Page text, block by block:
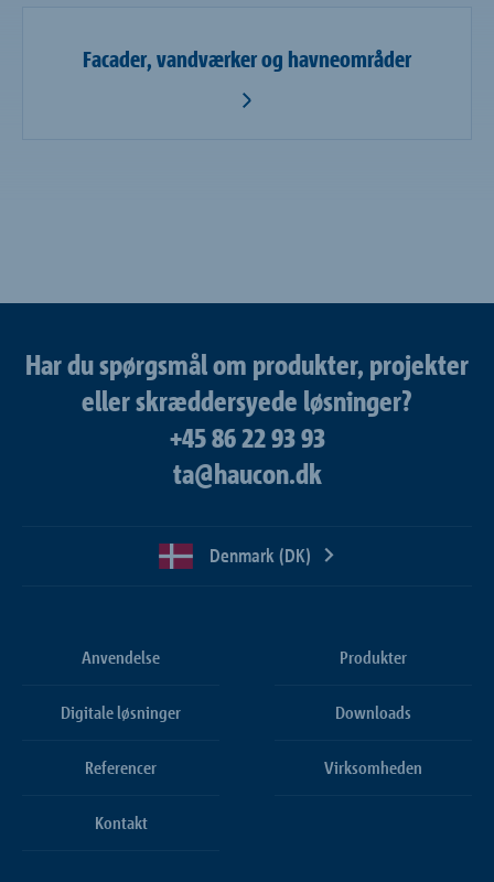
Facader, vandværker og havneområder
Har du spørgsmål om produkter, projekter
eller skræddersyede løsninger?
+45 86 22 93 93
ta@haucon.dk
Denmark (DK)
Anvendelse Produkter
Digitale løsninger Downloads
Referencer Virksomheden
Kontakt